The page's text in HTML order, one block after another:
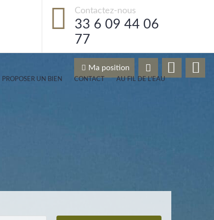
Contactez-nous
33 6 09 44 06
77
PROPOSER UN BIEN CONTACT AU FIL DE L’EAU
Ma position